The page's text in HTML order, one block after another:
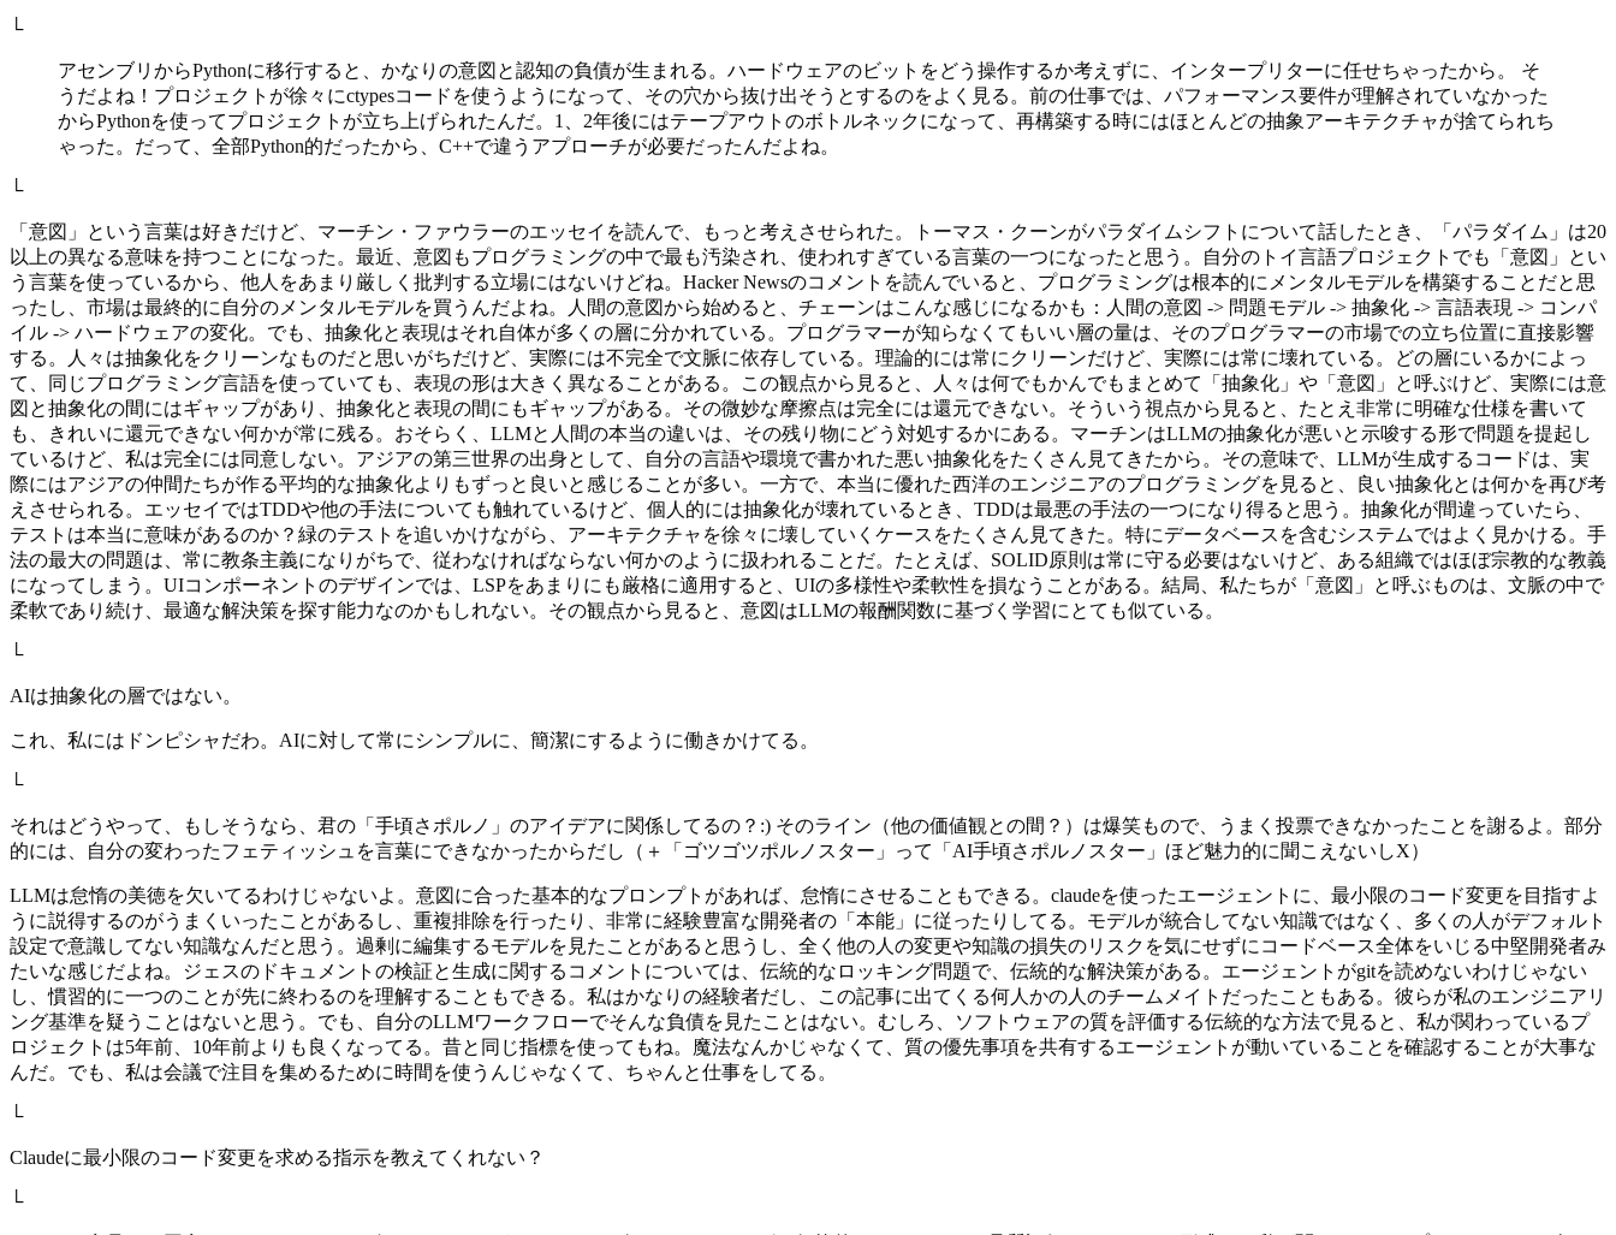
└
アセンブリからPythonに移行すると、かなりの意図と認知の負債が生まれる。ハードウェアのビットをどう操作するか考えずに、インタープリターに任せちゃったから。 そ
うだよね！プロジェクトが徐々にctypesコードを使うようになって、その穴から抜け出そうとするのをよく見る。前の仕事では、パフォーマンス要件が理解されていなかった
からPythonを使ってプロジェクトが立ち上げられたんだ。1、2年後にはテープアウトのボトルネックになって、再構築する時にはほとんどの抽象アーキテクチャが捨てられち
ゃった。だって、全部Python的だったから、C++で違うアプローチが必要だったんだよね。
└
「意図」という言葉は好きだけど、マーチン・ファウラーのエッセイを読んで、もっと考えさせられた。トーマス・クーンがパラダイムシフトについて話したとき、「パラダイム」は20
以上の異なる意味を持つことになった。最近、意図もプログラミングの中で最も汚染され、使われすぎている言葉の一つになったと思う。自分のトイ言語プロジェクトでも「意図」とい
う言葉を使っているから、他人をあまり厳しく批判する立場にはないけどね。Hacker Newsのコメントを読んでいると、プログラミングは根本的にメンタルモデルを構築することだと思
ったし、市場は最終的に自分のメンタルモデルを買うんだよね。人間の意図から始めると、チェーンはこんな感じになるかも：人間の意図 -> 問題モデル -> 抽象化 -> 言語表現 -> コンパ
イル -> ハードウェアの変化。でも、抽象化と表現はそれ自体が多くの層に分かれている。プログラマーが知らなくてもいい層の量は、そのプログラマーの市場での立ち位置に直接影響
する。人々は抽象化をクリーンなものだと思いがちだけど、実際には不完全で文脈に依存している。理論的には常にクリーンだけど、実際には常に壊れている。どの層にいるかによっ
て、同じプログラミング言語を使っていても、表現の形は大きく異なることがある。この観点から見ると、人々は何でもかんでもまとめて「抽象化」や「意図」と呼ぶけど、実際には意
図と抽象化の間にはギャップがあり、抽象化と表現の間にもギャップがある。その微妙な摩擦点は完全には還元できない。そういう視点から見ると、たとえ非常に明確な仕様を書いて
も、きれいに還元できない何かが常に残る。おそらく、LLMと人間の本当の違いは、その残り物にどう対処するかにある。マーチンはLLMの抽象化が悪いと示唆する形で問題を提起し
ているけど、私は完全には同意しない。アジアの第三世界の出身として、自分の言語や環境で書かれた悪い抽象化をたくさん見てきたから。その意味で、LLMが生成するコードは、実
際にはアジアの仲間たちが作る平均的な抽象化よりもずっと良いと感じることが多い。一方で、本当に優れた西洋のエンジニアのプログラミングを見ると、良い抽象化とは何かを再び考
えさせられる。エッセイではTDDや他の手法についても触れているけど、個人的には抽象化が壊れているとき、TDDは最悪の手法の一つになり得ると思う。抽象化が間違っていたら、
テストは本当に意味があるのか？緑のテストを追いかけながら、アーキテクチャを徐々に壊していくケースをたくさん見てきた。特にデータベースを含むシステムではよく見かける。手
法の最大の問題は、常に教条主義になりがちで、従わなければならない何かのように扱われることだ。たとえば、SOLID原則は常に守る必要はないけど、ある組織ではほぼ宗教的な教義
になってしまう。UIコンポーネントのデザインでは、LSPをあまりにも厳格に適用すると、UIの多様性や柔軟性を損なうことがある。結局、私たちが「意図」と呼ぶものは、文脈の中で
柔軟であり続け、最適な解決策を探す能力なのかもしれない。その観点から見ると、意図はLLMの報酬関数に基づく学習にとても似ている。
└
AIは抽象化の層ではない。
これ、私にはドンピシャだわ。AIに対して常にシンプルに、簡潔にするように働きかけてる。
└
それはどうやって、もしそうなら、君の「手頃さポルノ」のアイデアに関係してるの？:) そのライン（他の価値観との間？）は爆笑もので、うまく投票できなかったことを謝るよ。部分
的には、自分の変わったフェティッシュを言葉にできなかったからだし（＋「ゴツゴツポルノスター」って「AI手頃さポルノスター」ほど魅力的に聞こえないしX）
LLMは怠惰の美徳を欠いてるわけじゃないよ。意図に合った基本的なプロンプトがあれば、怠惰にさせることもできる。claudeを使ったエージェントに、最小限のコード変更を目指すよ
うに説得するのがうまくいったことがあるし、重複排除を行ったり、非常に経験豊富な開発者の「本能」に従ったりしてる。モデルが統合してない知識ではなく、多くの人がデフォルト
設定で意識してない知識なんだと思う。過剰に編集するモデルを見たことがあると思うし、全く他の人の変更や知識の損失のリスクを気にせずにコードベース全体をいじる中堅開発者み
たいな感じだよね。ジェスのドキュメントの検証と生成に関するコメントについては、伝統的なロッキング問題で、伝統的な解決策がある。エージェントがgitを読めないわけじゃない
し、慣習的に一つのことが先に終わるのを理解することもできる。私はかなりの経験者だし、この記事に出てくる何人かの人のチームメイトだったこともある。彼らが私のエンジニアリ
ング基準を疑うことはないと思う。でも、自分のLLMワークフローでそんな負債を見たことはない。むしろ、ソフトウェアの質を評価する伝統的な方法で見ると、私が関わっているプ
ロジェクトは5年前、10年前よりも良くなってる。昔と同じ指標を使ってもね。魔法なんかじゃなくて、質の優先事項を共有するエージェントが動いていることを確認することが大事な
んだ。でも、私は会議で注目を集めるために時間を使うんじゃなくて、ちゃんと仕事をしてる。
└
Claudeに最小限のコード変更を求める指示を教えてくれない？
└